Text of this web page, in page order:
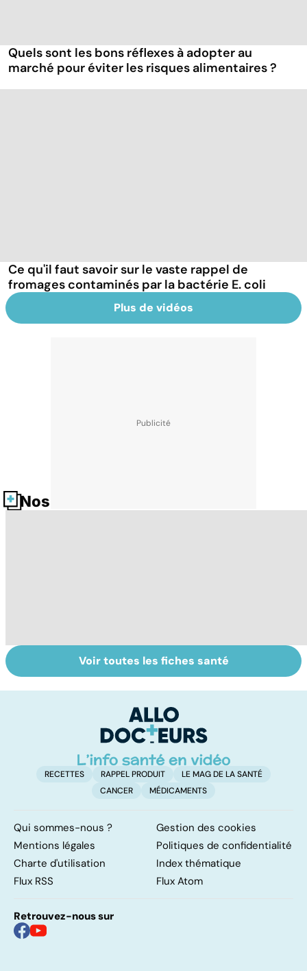
Quels sont les bons réflexes à adopter au
marché pour éviter les risques alimentaires ?
Ce qu'il faut savoir sur le vaste rappel de
fromages contaminés par la bactérie E. coli
Plus de vidéos
Nos fiches santé
Tout savoir sur
les infections
Inflammation des
amygdales : que
d'angine ?
Voir toutes les fiches santé
RECETTES RAPPEL PRODUIT
LE MAG DE LA SANTÉ
CANCER
MÉDICAMENTS
Qui sommes-nous ?
Gestion des cookies
Mentions légales
Politiques de confidentialité
Charte d'utilisation
Index thématique
Flux RSS
Flux Atom
Retrouvez-nous sur